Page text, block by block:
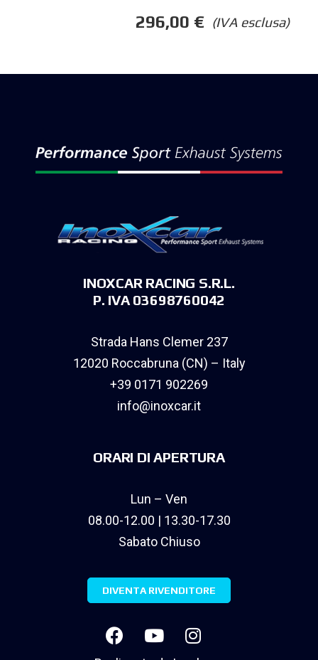
(IVA esclusa)
296,00 €
INOXCAR RACING S.R.L.
P. IVA 03698760042
Strada Hans Clemer 237
12020 Roccabruna (CN) – Italy
+39 0171 902269
info@inoxcar.it
ORARI DI APERTURA
Lun – Ven
08.00-12.00 | 13.30-17.30
Sabato Chiuso
DIVENTA RIVENDITORE